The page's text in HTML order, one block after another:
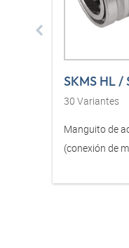
SKMS HL /
30 Variantes
Manguito de
(conexión de